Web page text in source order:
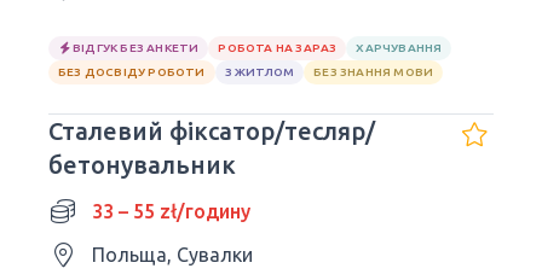
ВІДГУК БЕЗ АНКЕТИ РОБОТА НА ЗАРАЗ
ХАРЧУВАННЯ
БЕЗ ДОСВІДУ РОБОТИ
З ЖИТЛОМ БЕЗ ЗНАННЯ МОВИ
Сталевий фіксатор/тесляр/
бетонувальник
33 – 55 zł/годину
Польща, Сувалки